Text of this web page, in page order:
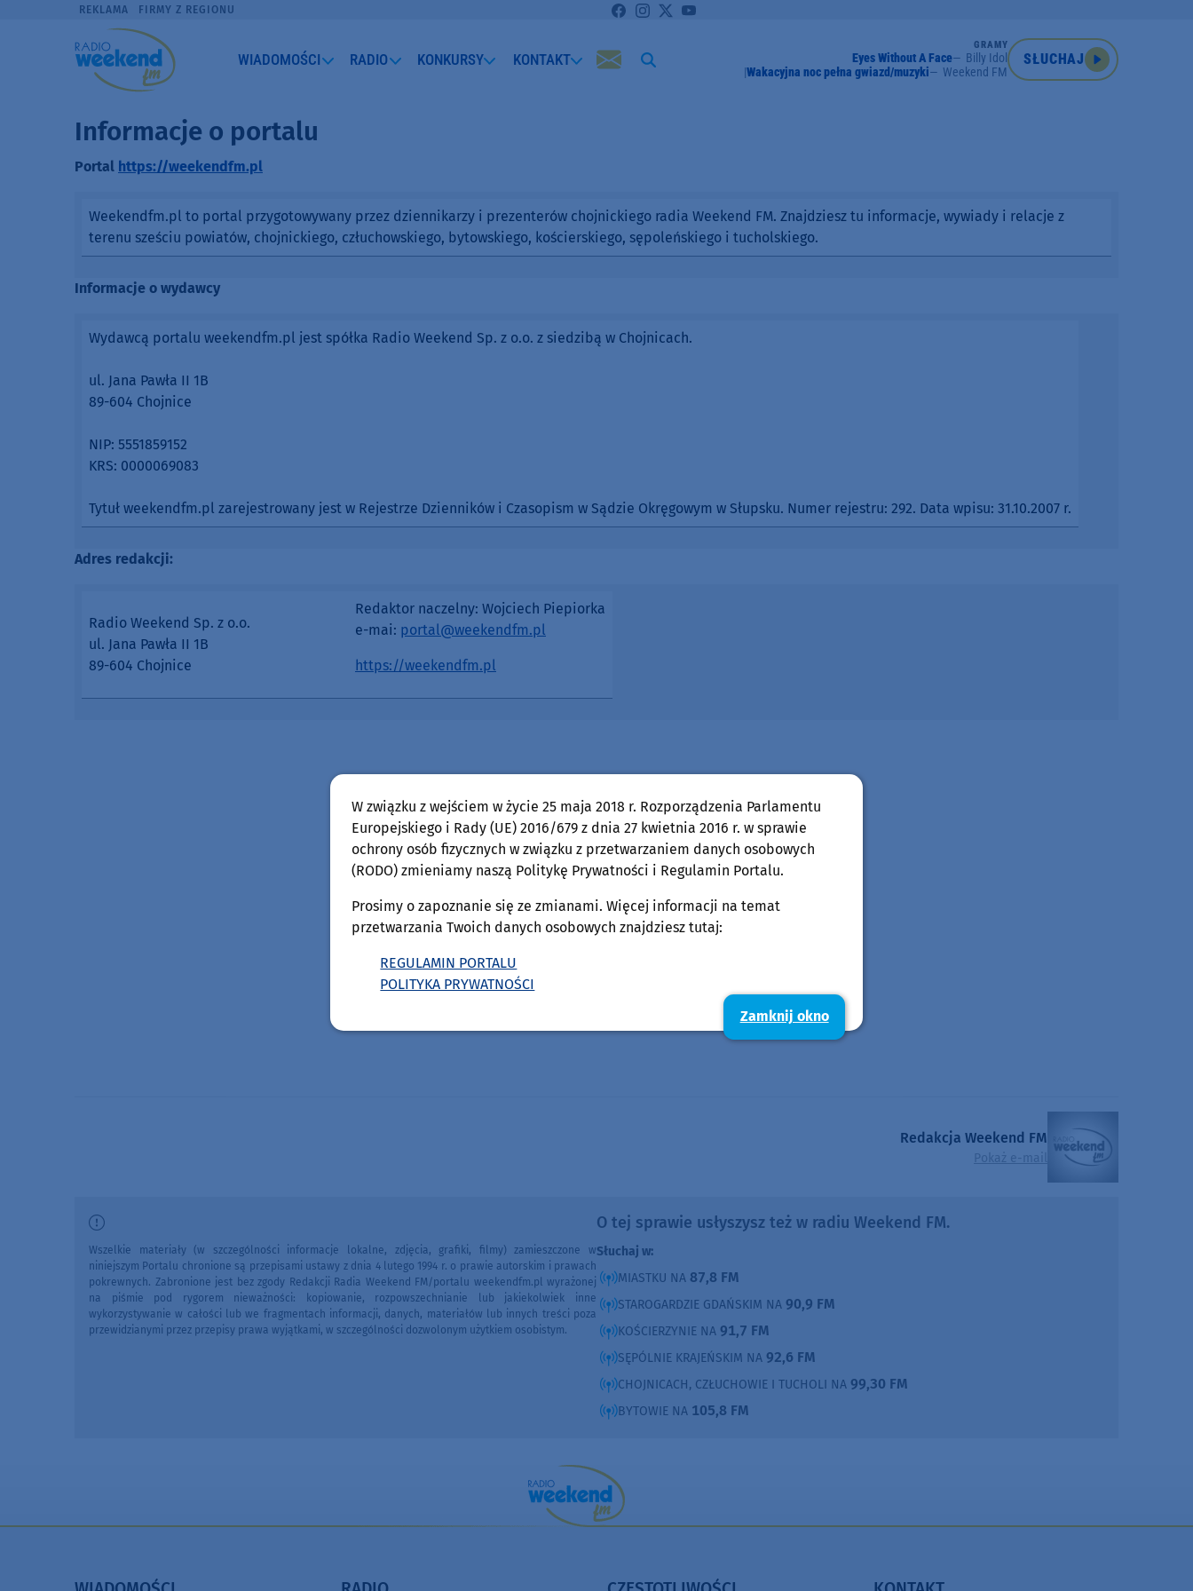
REKLAMA FIRMY Z REGIONU
WIADOMOŚCI RADIO KONKURSY KONTAKT
GRAMY
Eyes Without A Face
Billy Idol
Wakacyjna noc pełna gwiazd/muzyki
Weekend FM
SŁUCHAJ
Informacje o portalu
Portal https://weekendfm.pl
Weekendfm.pl to portal przygotowywany przez dziennikarzy i prezenterów chojnickiego radia Weekend FM. Znajdziesz tu informacje, wywiady i relacje z
terenu sześciu powiatów, chojnickiego, człuchowskiego, bytowskiego, kościerskiego, sępoleńskiego i tucholskiego.
Informacje o wydawcy
Wydawcą portalu weekendfm.pl jest spółka Radio Weekend Sp. z o.o. z siedzibą w Chojnicach.
ul. Jana Pawła II 1B
89-604 Chojnice
NIP: 5551859152
KRS: 0000069083
Tytuł weekendfm.pl zarejestrowany jest w Rejestrze Dzienników i Czasopism w Sądzie Okręgowym w Słupsku. Numer rejestru: 292. Data wpisu: 31.10.2007 r.
Adres redakcji:
Radio Weekend Sp. z o.o.
ul. Jana Pawła II 1B
89-604 Chojnice
Redaktor naczelny: Wojciech Piepiorka
e-mai: portal@weekendfm.pl
https://weekendfm.pl
Redakcja Weekend FM
Pokaż e-mail
O tej sprawie usłyszysz też w radiu Weekend FM.
Słuchaj w:
MIASTKU NA 87,8 FM
STAROGARDZIE GDAŃSKIM NA 90,9 FM
KOŚCIERZYNIE NA 91,7 FM
SĘPÓLNIE KRAJEŃSKIM NA 92,6 FM
CHOJNICACH, CZŁUCHOWIE I TUCHOLI NA 99,30 FM
BYTOWIE NA 105,8 FM
Wszelkie materiały (w szczególności informacje lokalne, zdjęcia, grafiki, filmy) zamieszczone w
niniejszym Portalu chronione są przepisami ustawy z dnia 4 lutego 1994 r. o prawie autorskim i prawach
pokrewnych. Zabronione jest bez zgody Redakcji Radia Weekend FM/portalu weekendfm.pl wyrażonej
na piśmie pod rygorem nieważności: kopiowanie, rozpowszechnianie lub jakiekolwiek inne
wykorzystywanie w całości lub we fragmentach informacji, danych, materiałów lub innych treści poza
przewidzianymi przez przepisy prawa wyjątkami, w szczególności dozwolonym użytkiem osobistym.
W związku z wejściem w życie 25 maja 2018 r. Rozporządzenia Parlamentu
Europejskiego i Rady (UE) 2016/679 z dnia 27 kwietnia 2016 r. w sprawie
ochrony osób fizycznych w związku z przetwarzaniem danych osobowych
(RODO) zmieniamy naszą Politykę Prywatności i Regulamin Portalu.
Prosimy o zapoznanie się ze zmianami. Więcej informacji na temat
przetwarzania Twoich danych osobowych znajdziesz tutaj:
REGULAMIN PORTALU
POLITYKA PRYWATNOŚCI
Zamknij okno